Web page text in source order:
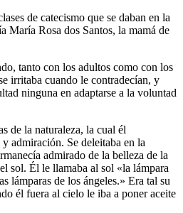
de catecismo que se daban en la
María Rosa dos Santos, la mamá de
tanto con los adultos como con los
irritaba cuando le contradecían, y
ninguna en adaptarse a la voluntad
de la naturaleza, la cual él
admiración. Se deleitaba en la
admirado de la belleza de la
sol. Él le llamaba al sol «la lámpara
lámparas de los ángeles.» Era tal su
él fuera al cielo le iba a poner aceite